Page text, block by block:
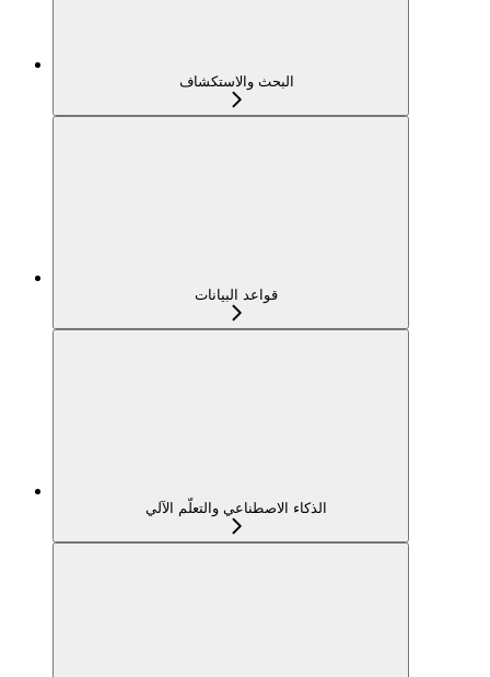
البحث والاستكشاف
قواعد البيانات
الذكاء الاصطناعي والتعلّم الآلي